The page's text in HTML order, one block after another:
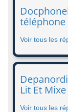
téléphone
Voir tous les
Lit Et
Voir tous les